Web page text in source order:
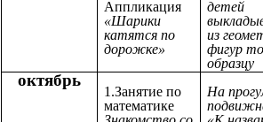
Аппликация
«Шарики
катятся по
дорожке»
детей
из
фигур
образцу
октябрь
1.Занятие по
математике
На